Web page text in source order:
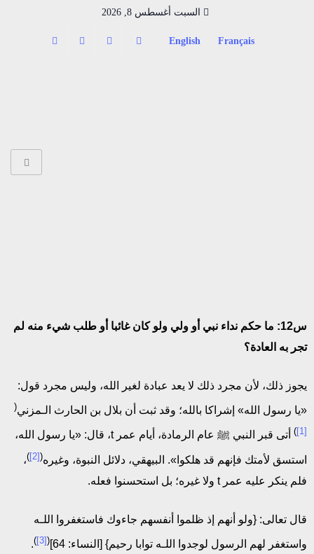
السبت أغسطس 8, 2026
Français
English
س12: ما حكم نداء نبي أو ولي ولو كان غائبا أو طلب شيء منه لم
تجر به العادة؟
يجوز ذلك، لأن مجرد ذلك لا يعد عبادة لغير الله، وليس مجرد قول:
«يا رسول الله» إشراكا بالله؛ وقد ثبت أن بلال بن الحارث الـمزني(
[1]
) أتى قبر النبي ﷺ عام الرمادة، أيام عمر t، قال: «يا رسول الله،
استسق لأمتك فإنهم قد هلكوا». البيهقي، دلائل النبوة، وغيره(
[2]
)،
فلم ينكر عليه عمر t ولا غيره؛ بل استحسنوا فعله.
قال تعالى: {ولو أنهم إذ ظلموا أنفسهم جاءوك فاستغفروا اللـه
واستغفر لهم الرسول لوجدوا اللـه توابا رحيم} [النساء: 64] (
[3]
)
.